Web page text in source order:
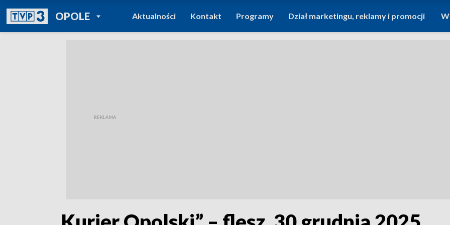
OPOLEPOWRÓT DO
TVP REGIONY
Aktualności Kontakt Programy Dział marketingu, reklamy i promocji